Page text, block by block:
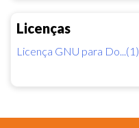
Licenças
Licença GNU para Do...(1)